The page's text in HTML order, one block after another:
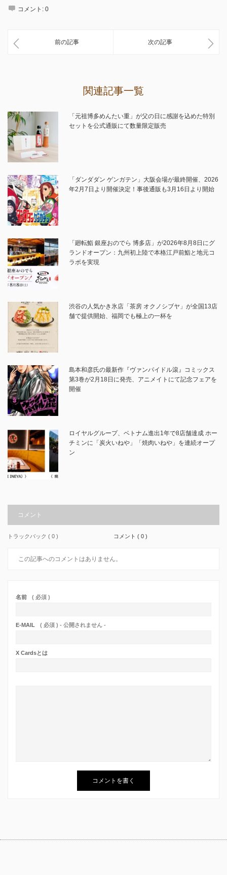
コメント: 0
前の記事 次の記事
関連記事一覧
「元祖博多めんたい重」が父の日に感謝を込めた特別
セットを公式通販にて数量限定販売
「ダンダダン ゲンガテン」大阪会場が最終開催、2026
年2月7日より開催決定！事後通販も3月16日より開始
「廻転鮨 銀座おのでら 博多店」が2026年8月8日にグ
ランドオープン：九州初上陸で本格江戸前鮨と地元コ
ラボを実現
渋谷の人気かき氷店「茶房 オクノシブヤ」が全国13店
舗で提供開始、福岡でも極上の一杯を
島本和彦氏の最新作『ヴァンパイドル滾』コミックス
第3巻が2月18日に発売、アニメイトにて記念フェアを
開催
ロイヤルグループ、ベトナム進出1年で8店舗達成 ホー
チミンに「炭火いねや」「焼肉いねや」を連続オープ
ン
コメント
トラックバック ( 0 ) コメント ( 0 )
この記事へのコメントはありません。
名前 ( 必須 )
E-MAIL ( 必須 ) - 公開されません -
X Cardsとは